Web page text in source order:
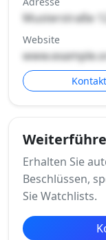
Musterstraße
Website
Erhalten Sie
Beschlüssen,
Sie Watchlists.